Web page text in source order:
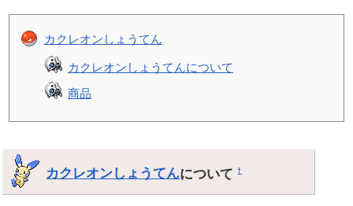
カクレオンしょうてん
カクレオンしょうてんについて
商品
カクレオンしょうてんについて†